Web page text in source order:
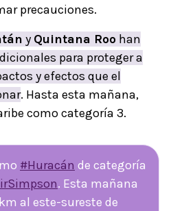
precauciones.
y Quintana Roo han
para proteger a
y efectos que el
. Hasta esta mañana,
como categoría 3.
#Huracán de categoría
. Esta mañana
al este-sureste de